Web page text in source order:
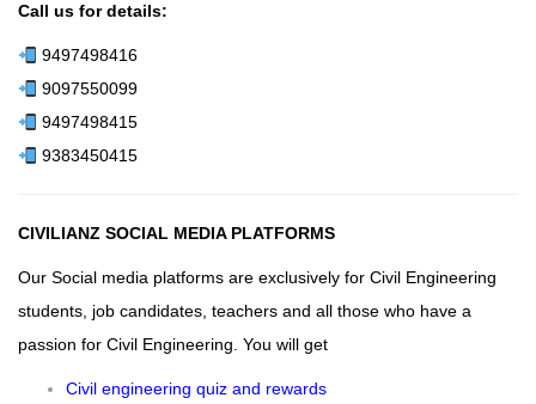
Call us for details:
9497498416
9097550099
9497498415
9383450415
CIVILIANZ SOCIAL MEDIA PLATFORMS
Our Social media platforms are exclusively for Civil Engineering
students, job candidates, teachers and all those who have a
passion for Civil Engineering. You will get
Civil engineering quiz and rewards